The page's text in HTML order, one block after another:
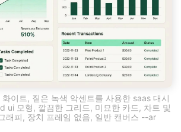
이트, 짙은 녹색 악센트를 사용한 saas 대시
ui 모형, 깔끔한 그리드, 미묘한 카드, 차트 및
래피, 장치 프레임 없음, 일반 캔버스 --ar